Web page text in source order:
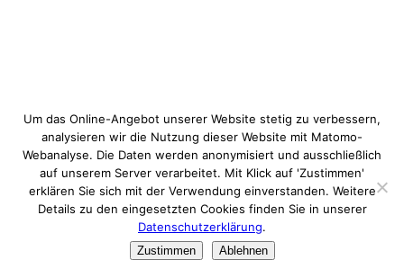
Um das Online-Angebot unserer Website stetig zu verbessern,
analysieren wir die Nutzung dieser Website mit Matomo-
Webanalyse. Die Daten werden anonymisiert und ausschließlich
auf unserem Server verarbeitet. Mit Klick auf 'Zustimmen'
erklären Sie sich mit der Verwendung einverstanden. Weitere
Details zu den eingesetzten Cookies finden Sie in unserer
Datenschutzerklärung.
Zustimmen Ablehnen